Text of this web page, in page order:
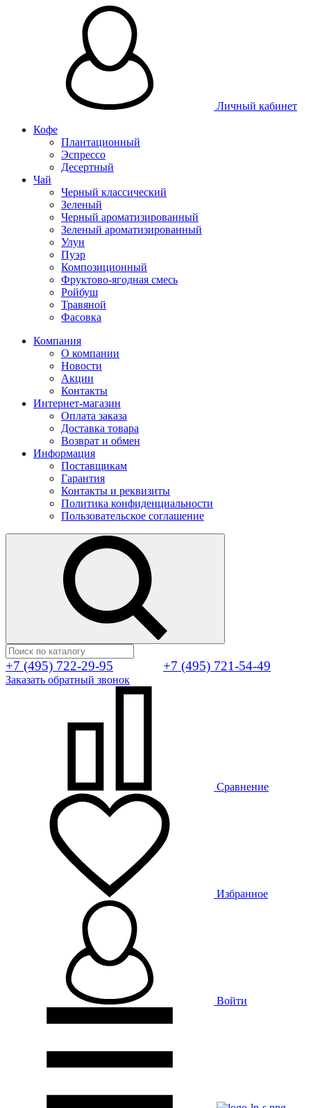
Личный кабинет
Кофе
Плантационный
Эспрессо
Десертный
Чай
Черный классический
Зеленый
Черный ароматизированный
Зеленый ароматизированный
Улун
Пуэр
Композиционный
Фруктово-ягодная смесь
Ройбуш
Травяной
Фасовка
Компания
О компании
Новости
Акции
Контакты
Интернет-магазин
Оплата заказа
Доставка товара
Возврат и обмен
Информация
Поставщикам
Гарантия
Контакты и реквизиты
Политика конфиденциальности
Пользовательское соглашение
+7 (495) 722-29-95 +7 (495) 721-54-49
Заказать обратный звонок
Сравнение
Избранное
Войти